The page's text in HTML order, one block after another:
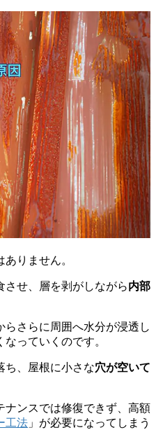
りません。
させ、層を剥がしながら内部
さらに周囲へ水分が浸透し
っていくのです。
ち、屋根に小さな穴が空いて
ナンスでは修復できず、高額
工法 」が必要になってしまう